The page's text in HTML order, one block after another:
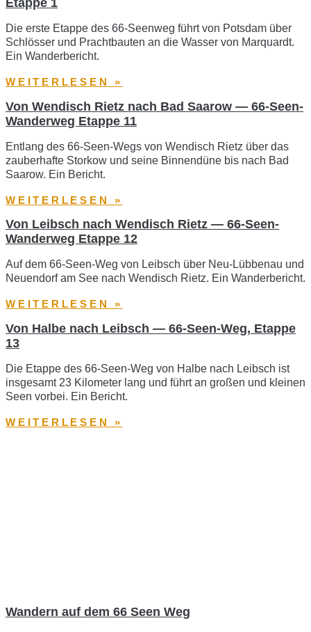
Die erste Etappe des 66-Seenweg führt von Potsdam über
Schlösser und Prachtbauten an die Wasser von Marquardt.
Ein Wanderbericht.
WEITERLESEN »
Von Wendisch Rietz nach Bad Saarow — 66-Seen-
Wanderweg Etappe 11
Entlang des 66-Seen-Wegs von Wendisch Rietz über das
zauberhafte Storkow und seine Binnendüne bis nach Bad
Saarow. Ein Bericht.
WEITERLESEN »
Von Leibsch nach Wendisch Rietz — 66-Seen-
Wanderweg Etappe 12
Auf dem 66-Seen-Weg von Leibsch über Neu-Lübbenau und
Neuendorf am See nach Wendisch Rietz. Ein Wanderbericht.
WEITERLESEN »
Von Halbe nach Leibsch — 66-Seen-Weg, Etappe
13
Die Etappe des 66-Seen-Weg von Halbe nach Leibsch ist
insgesamt 23 Kilometer lang und führt an großen und kleinen
Seen vorbei. Ein Bericht.
WEITERLESEN »
Wandern auf dem 66 Seen Weg